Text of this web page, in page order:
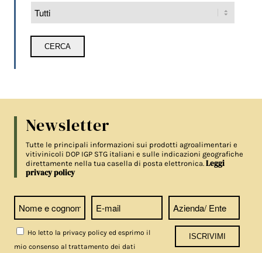
Newsletter
Tutte le principali informazioni sui prodotti agroalimentari e
vitivinicoli DOP IGP STG italiani e sulle indicazioni geografiche
direttamente nella tua casella di posta elettronica.Leggi
privacy policy
Ho letto la privacy policy ed esprimo il
mio consenso al trattamento dei dati